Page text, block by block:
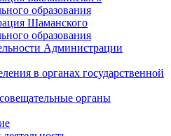
образования
Шаманского
образования
Администрации
в органах государственной
органы